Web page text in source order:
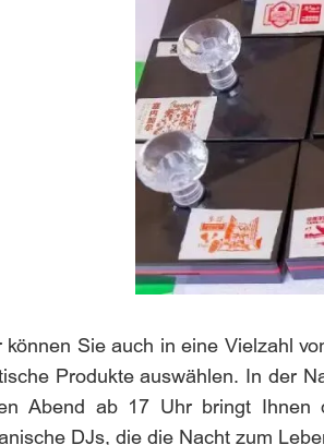
können Sie auch in eine Vielzahl
Produkte auswählen. In der
Abend ab 17 Uhr bringt Ihnen
DJs, die die Nacht zum